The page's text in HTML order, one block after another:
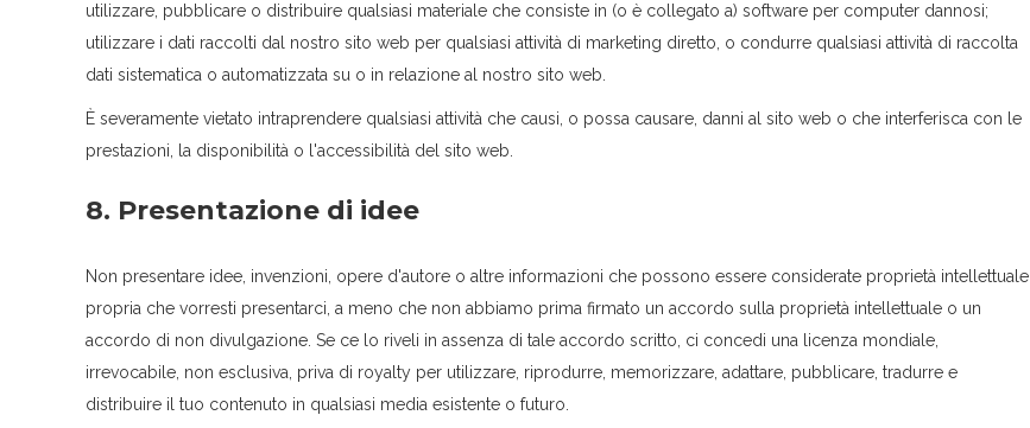
utilizzare, pubblicare o distribuire qualsiasi materiale che consiste in (o è collegato a) software per computer dannosi;
utilizzare i dati raccolti dal nostro sito web per qualsiasi attività di marketing diretto, o condurre qualsiasi attività di raccolta
dati sistematica o automatizzata su o in relazione al nostro sito web.
È severamente vietato intraprendere qualsiasi attività che causi, o possa causare, danni al sito web o che interferisca con le
prestazioni, la disponibilità o l'accessibilità del sito web.
8. Presentazione di idee
Non presentare idee, invenzioni, opere d'autore o altre informazioni che possono essere considerate proprietà intellettuale
propria che vorresti presentarci, a meno che non abbiamo prima firmato un accordo sulla proprietà intellettuale o un
accordo di non divulgazione. Se ce lo riveli in assenza di tale accordo scritto, ci concedi una licenza mondiale,
irrevocabile, non esclusiva, priva di royalty per utilizzare, riprodurre, memorizzare, adattare, pubblicare, tradurre e
distribuire il tuo contenuto in qualsiasi media esistente o futuro.